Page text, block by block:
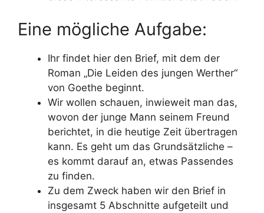
Eine mögliche Aufgabe:
Ihr findet hier den Brief, mit dem der
Roman „Die Leiden des jungen Werther“
von Goethe beginnt.
Wir wollen schauen, inwieweit man das,
wovon der junge Mann seinem Freund
berichtet, in die heutige Zeit übertragen
kann. Es geht um das Grundsätzliche –
es kommt darauf an, etwas Passendes
zu finden.
Zu dem Zweck haben wir den Brief in
insgesamt 5 Abschnitte aufgeteilt und